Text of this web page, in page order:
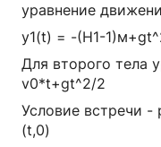
уравнение
y1(t) = -(H1-
Для второго тела
v0*t+gt^2/2
Условие встречи -
(t,0)